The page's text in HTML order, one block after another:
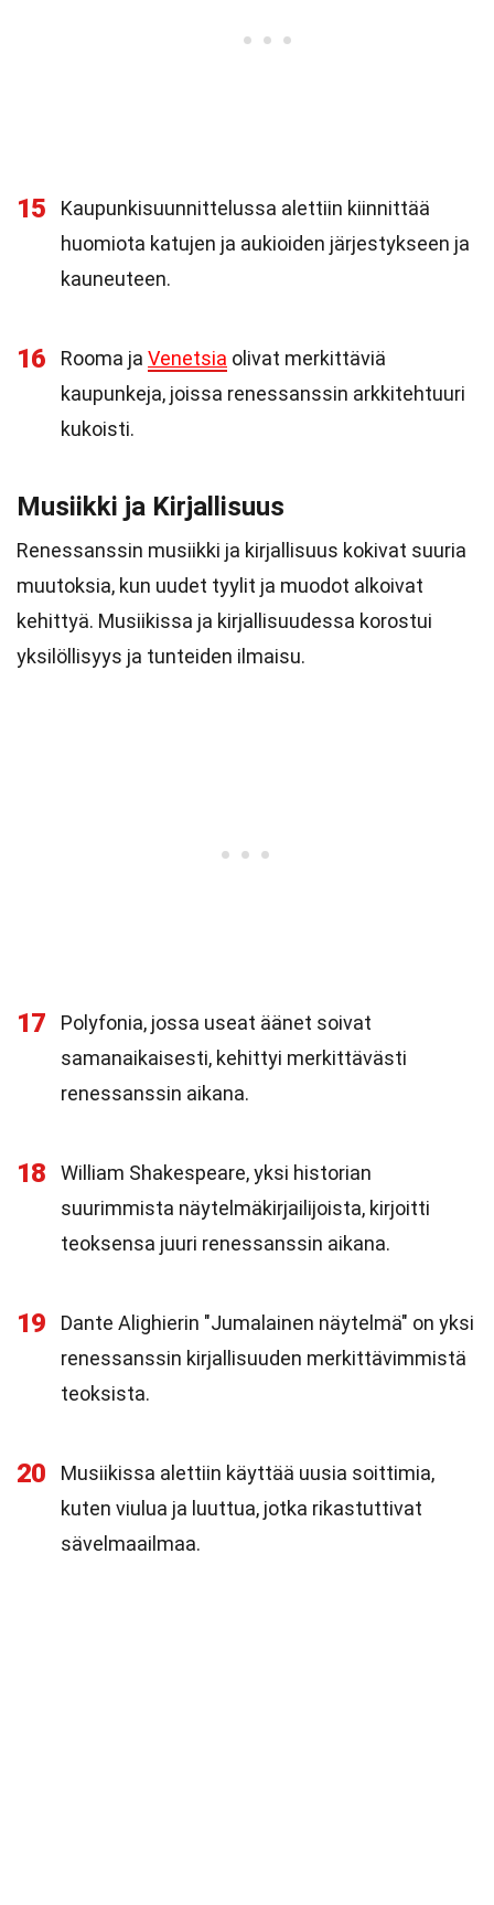
15
Kaupunkisuunnittelussa alettiin kiinnittää
huomiota katujen ja aukioiden järjestykseen ja
kauneuteen.
16 Rooma ja Venetsia olivat merkittäviä
kaupunkeja, joissa renessanssin arkkitehtuuri
kukoisti.
Musiikki ja Kirjallisuus
Renessanssin musiikki ja kirjallisuus kokivat suuria
muutoksia, kun uudet tyylit ja muodot alkoivat
kehittyä. Musiikissa ja kirjallisuudessa korostui
yksilöllisyys ja tunteiden ilmaisu.
17
Polyfonia, jossa useat äänet soivat
samanaikaisesti, kehittyi merkittävästi
renessanssin aikana.
18
William Shakespeare, yksi historian
suurimmista näytelmäkirjailijoista, kirjoitti
teoksensa juuri renessanssin aikana.
19
Dante Alighierin "Jumalainen näytelmä" on yksi
renessanssin kirjallisuuden merkittävimmistä
teoksista.
20
Musiikissa alettiin käyttää uusia soittimia,
kuten viulua ja luuttua, jotka rikastuttivat
sävelmaailmaa.